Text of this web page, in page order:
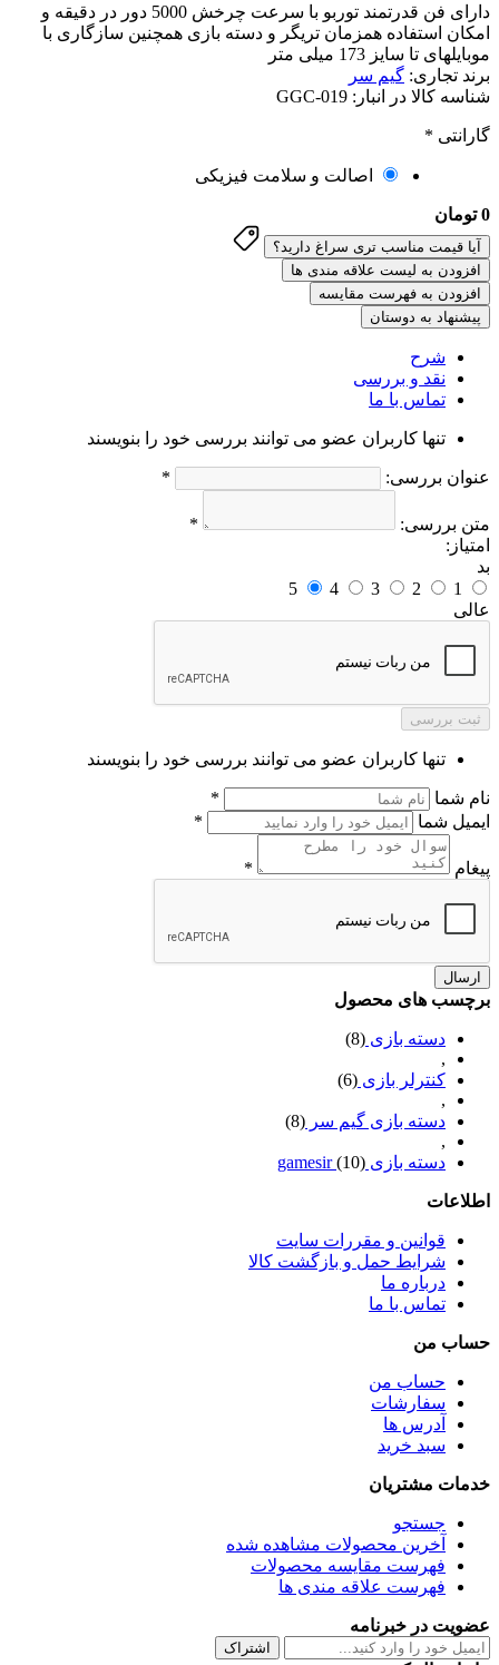
دارای فن قدرتمند توربو با سرعت چرخش 5000 دور در دقیقه و
امکان استفاده همزمان تریگر و دسته بازی همچنین سازگاری با
موبایلهای تا سایز 173 میلی متر
برند تجاری: گیم سر
شناسه کالا در انبار: GGC-019
گارانتی *
اصالت و سلامت فیزیکی
0 تومان
افزودن به لیست علاقه مندی ها
افزودن به فهرست مقایسه
پیشنهاد به دوستان
شرح
نقد و بررسی
تماس با ما
تنها کاربران عضو می توانند بررسی خود را بنویسند
عنوان بررسی: *
متن بررسی:
*
امتیاز:
بد
1
2
3
4
5
عالی
ثبت بررسی
تنها کاربران عضو می توانند بررسی خود را بنویسند
نام شما
*
ایمیل شما
*
پیغام *
ارسال
برچسب های محصول
دسته بازی (8)
,
کنترلر بازی (6)
,
دسته بازی گیم سر (8)
,
دسته بازی gamesir (10)
اطلاعات
قوانین و مقررات سایت
شرایط حمل و بازگشت کالا
درباره ما
تماس با ما
حساب من
حساب من
سفارشات
آدرس ها
سبد خرید
خدمات مشتریان
جستجو
آخرین محصولات مشاهده شده
فهرست مقایسه محصولات
فهرست علاقه مندی ها
عضویت در خبرنامه
اشتراک